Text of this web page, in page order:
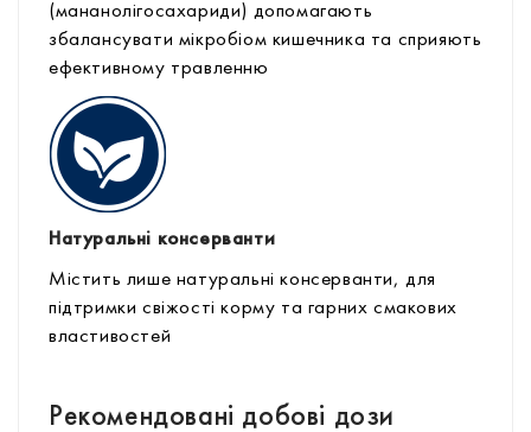
(мананолігосахариди) допомагають
збалансувати мікробіом кишечника та сприяють
ефективному травленню
Натуральні консерванти
Містить лише натуральні консерванти, для
підтримки свіжості корму та гарних смакових
властивостей
Рекомендовані добові дози